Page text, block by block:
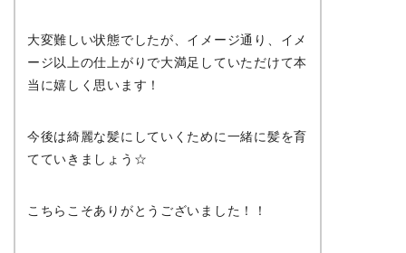
大変難しい状態でしたが、イメージ通り、イメ
ージ以上の仕上がりで大満足していただけて本
当に嬉しく思います！
今後は綺麗な髪にしていくために一緒に髪を育
てていきましょう☆
こちらこそありがとうございました！！